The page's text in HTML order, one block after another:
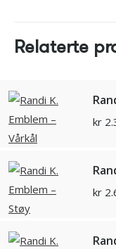
Relaterte
kr
kr